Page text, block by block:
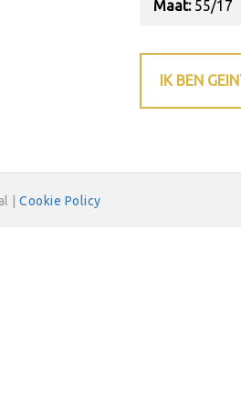
Maat:55/17
IK BEN
| Cookie Policy